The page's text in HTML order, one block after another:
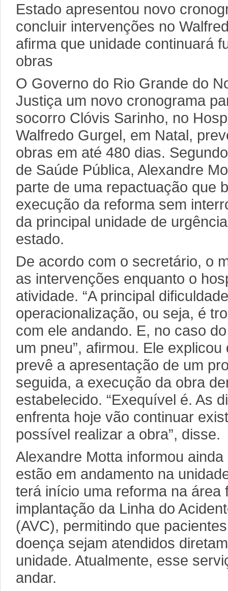
Estado apresentou novo
concluir intervenções no
afirma que unidade continuará
obras
O Governo do Rio Grande do
Justiça um novo cronograma
socorro Clóvis Sarinho, no
Walfredo Gurgel, em Natal,
obras em até 480 dias.
de Saúde Pública, Alexandre
parte de uma repactuação que
execução da reforma sem
da principal unidade de
estado.
De acordo com o secretário, o
as intervenções enquanto o
atividade. “A principal
operacionalização, ou seja, é
com ele andando. E, no caso
um pneu”, afirmou. Ele
prevê a apresentação de um
seguida, a execução da obra
estabelecido. “Exequível é. As
enfrenta hoje vão continuar
possível realizar a obra”, disse.
Alexandre Motta informou
estão em andamento na
terá início uma reforma na área
implantação da Linha do
(AVC), permitindo que
doença sejam atendidos
unidade. Atualmente, esse
andar.